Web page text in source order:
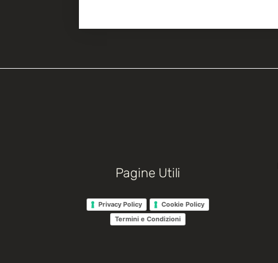
Pagine Utili
Privacy Policy
Cookie Policy
Termini e Condizioni